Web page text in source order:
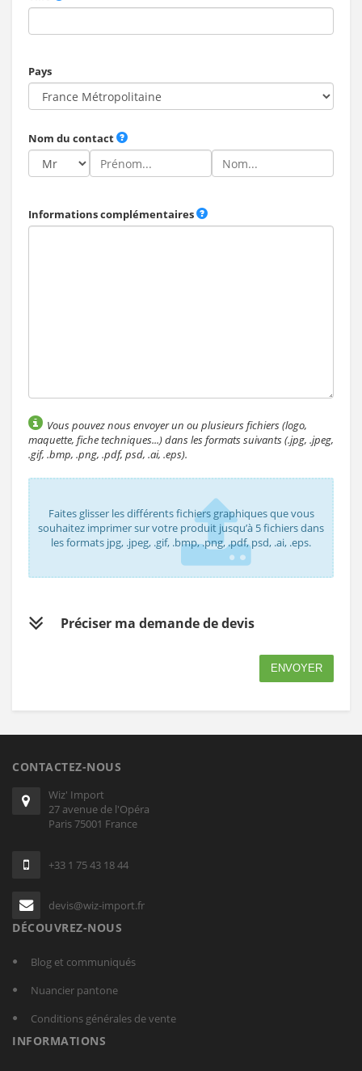
Pays
Nom du contact
Informations complémentaires
Vous pouvez nous envoyer un ou plusieurs fichiers (logo,
maquette, fiche techniques...) dans les formats suivants (.jpg, .jpeg,
.gif, .bmp, .png, .pdf, psd, .ai, .eps).
Faites glisser les différents fichiers graphiques que vous
souhaitez imprimer sur votre produit jusqu’à 5 fichiers dans
les formats jpg, .jpeg, .gif, .bmp, .png, .pdf, psd, .ai, .eps.
Préciser ma demande de devis
ENVOYER
CONTACTEZ-NOUS
Wiz' Import
27 avenue de l'Opéra
Paris 75001 France
+33 1 75 43 18 44
devis@wiz-import.fr
DÉCOUVREZ-NOUS
Blog et communiqués
Nuancier pantone
Conditions générales de vente
INFORMATIONS